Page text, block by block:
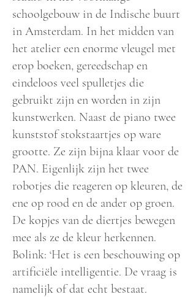
schoolgebouw in de Indische buurt
in Amsterdam. In het midden van
het atelier een enorme vleugel met
erop boeken, gereedschap en
eindeloos veel spulletjes die
gebruikt zijn en worden in zijn
kunstwerken. Naast de piano twee
kunststof stokstaartjes op ware
grootte. Ze zijn bijna klaar voor de
PAN. Eigenlijk zijn het twee
robotjes die reageren op kleuren, de
ene op rood en de ander op groen.
De kopjes van de diertjes bewegen
mee als ze de kleur herkennen.
Bolink: ‘Het is een beschouwing op
artificiële intelligentie. De vraag is
namelijk of dat echt bestaat.